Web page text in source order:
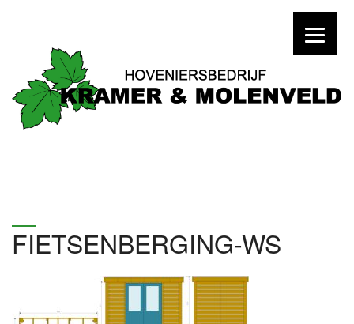
FIETSENBERGING-WS